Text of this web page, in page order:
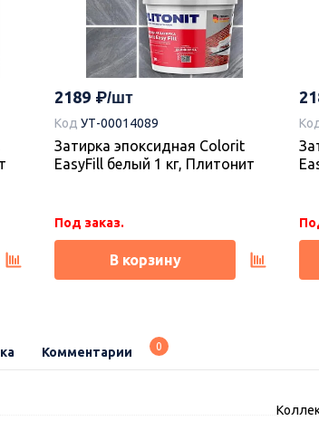
2189
Код УТ-00014089
Затирка эпоксидная Colorit
EasyFill белый 1 кг, Плитонит
Под заказ.
В корзину
Комментарии 0